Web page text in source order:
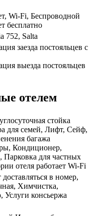
Wi-Fi, Беспроводной
бесплатно
752, Salta
заезда постояльцев с
выезда постояльцев
отелем
стойка
для семей, Лифт, Сейф,
багажа
Кондиционер,
Парковка для частных
отеля работает Wi-Fi
в номер,
Химчистка,
Услуги консьержа